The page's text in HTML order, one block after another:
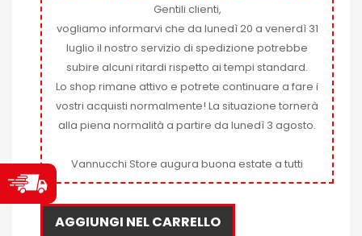
Gentili clienti,
vogliamo informarvi che da lunedì 20 a venerdì 31
luglio il nostro servizio di spedizione potrebbe
subire alcuni ritardi rispetto ai tempi standard.
Lo shop rimane attivo e potrete continuare a fare i
vostri acquisti normalmente! La situazione tornerà
alla piena normalità a partire da lunedì 3 agosto.
Vannucchi Store augura buona estate a tutti
AGGIUNGI NEL CARRELLO